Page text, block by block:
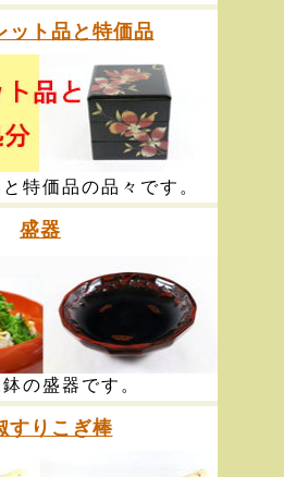
ット品と特価品
特価品の品々です。
盛器
の盛器です。
すりこぎ棒